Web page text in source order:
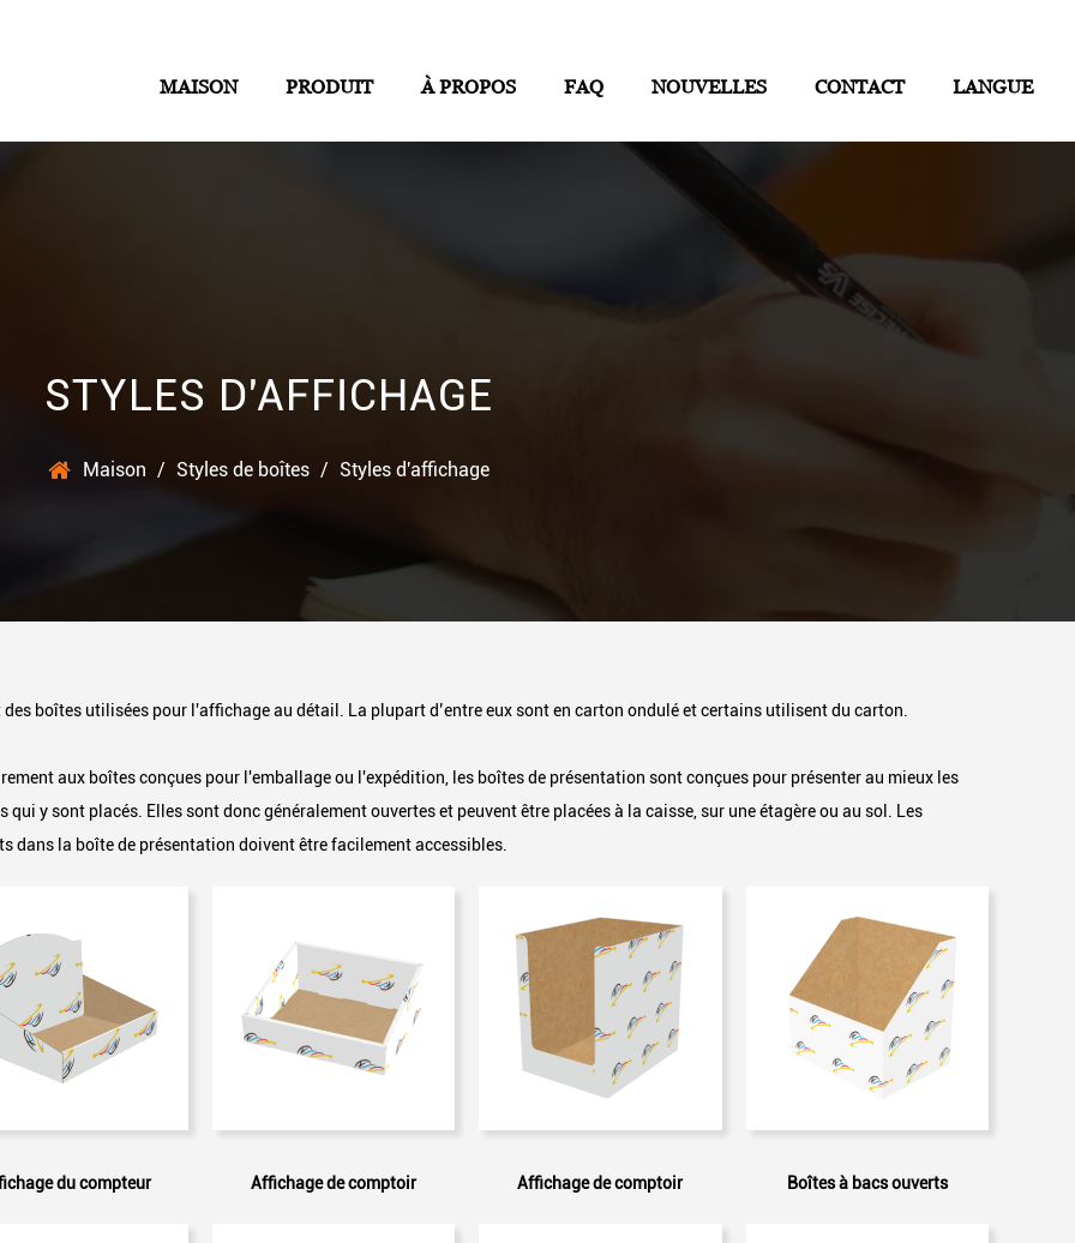
MAISON PRODUIT À PROPOS FAQ NOUVELLES CONTACT LANGUE
STYLES D'AFFICHAGE
Maison / Styles de boîtes / Styles d'affichage
des boîtes utilisées pour l'affichage au détail. La plupart d’entre eux sont en carton ondulé et certains utilisent du carton.
aux boîtes conçues pour l'emballage ou l'expédition, les boîtes de présentation sont conçues pour présenter au mieux les
qui y sont placés. Elles sont donc généralement ouvertes et peuvent être placées à la caisse, sur une étagère ou au sol. Les
dans la boîte de présentation doivent être facilement accessibles.
du compteur Affichage de comptoir Affichage de comptoir Boîtes à bacs ouverts